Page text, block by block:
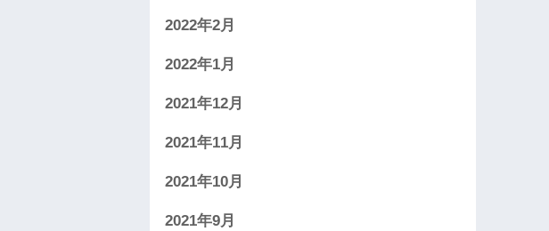
2022年2月
2022年1月
2021年12月
2021年11月
2021年10月
2021年9月